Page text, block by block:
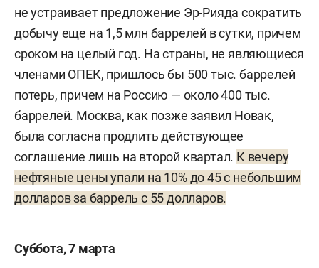
не устраивает предложение Эр-Рияда сократить
добычу еще на 1,5 млн баррелей в сутки, причем
сроком на целый год. На страны, не являющиеся
членами ОПЕК, пришлось бы 500 тыс. баррелей
потерь, причем на Россию — около 400 тыс.
баррелей. Москва, как позже заявил Новак,
была согласна продлить действующее
соглашение лишь на второй квартал. К вечеру
нефтяные цены упали на 10% до 45 с небольшим
долларов за баррель с 55 долларов.
Суббота, 7 марта